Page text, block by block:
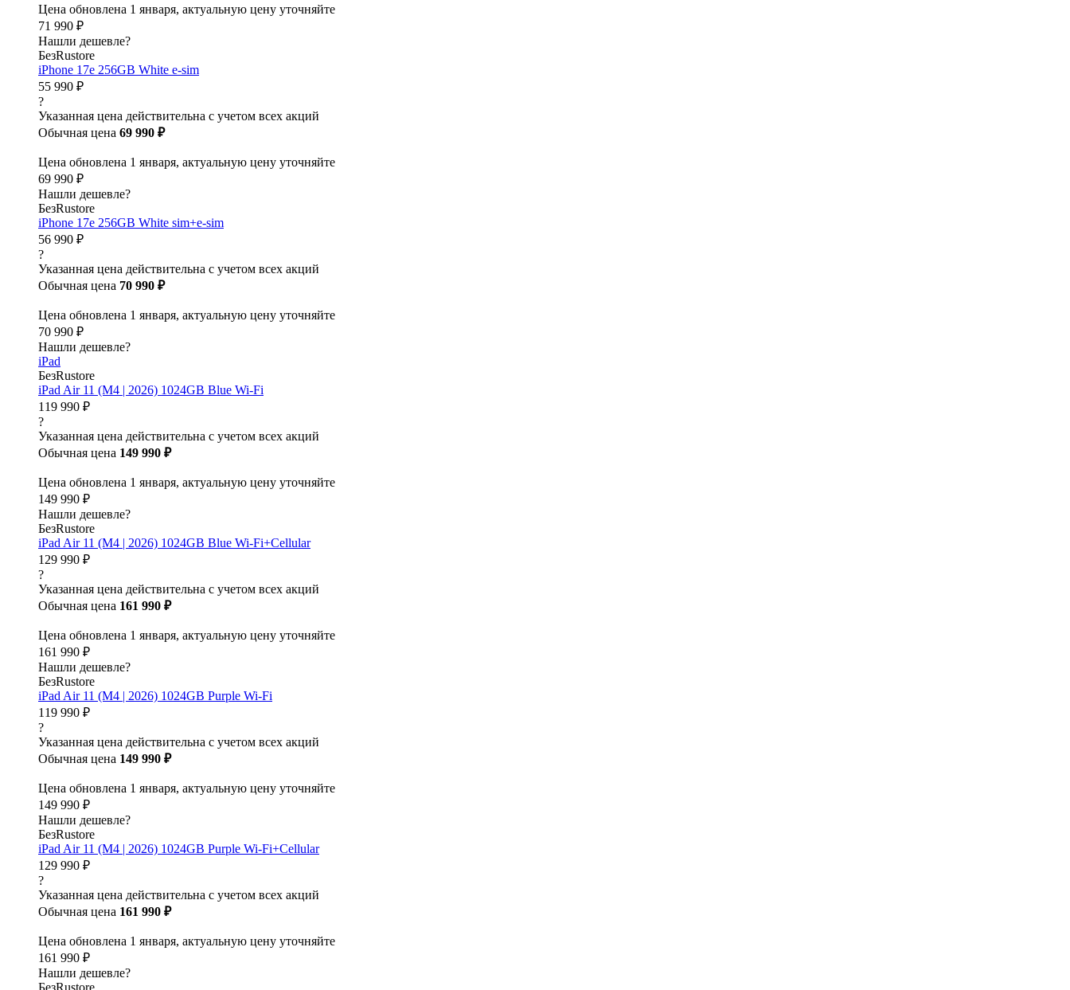
Цена обновлена 1 января, актуальную цену уточняйте
71 990 ₽
Нашли дешевле?
БезRustore
iPhone 17e 256GB White e-sim
55 990 ₽
?
Указанная цена действительна с учетом всех акций
Обычная цена 69 990 ₽
Цена обновлена 1 января, актуальную цену уточняйте
69 990 ₽
Нашли дешевле?
БезRustore
iPhone 17e 256GB White sim+e-sim
56 990 ₽
?
Указанная цена действительна с учетом всех акций
Обычная цена 70 990 ₽
Цена обновлена 1 января, актуальную цену уточняйте
70 990 ₽
Нашли дешевле?
iPad
БезRustore
iPad Air 11 (M4 | 2026) 1024GB Blue Wi-Fi
119 990 ₽
?
Указанная цена действительна с учетом всех акций
Обычная цена 149 990 ₽
Цена обновлена 1 января, актуальную цену уточняйте
149 990 ₽
Нашли дешевле?
БезRustore
iPad Air 11 (M4 | 2026) 1024GB Blue Wi-Fi+Cellular
129 990 ₽
?
Указанная цена действительна с учетом всех акций
Обычная цена 161 990 ₽
Цена обновлена 1 января, актуальную цену уточняйте
161 990 ₽
Нашли дешевле?
БезRustore
iPad Air 11 (M4 | 2026) 1024GB Purple Wi-Fi
119 990 ₽
?
Указанная цена действительна с учетом всех акций
Обычная цена 149 990 ₽
Цена обновлена 1 января, актуальную цену уточняйте
149 990 ₽
Нашли дешевле?
БезRustore
iPad Air 11 (M4 | 2026) 1024GB Purple Wi-Fi+Cellular
129 990 ₽
?
Указанная цена действительна с учетом всех акций
Обычная цена 161 990 ₽
Цена обновлена 1 января, актуальную цену уточняйте
161 990 ₽
Нашли дешевле?
БезRustore